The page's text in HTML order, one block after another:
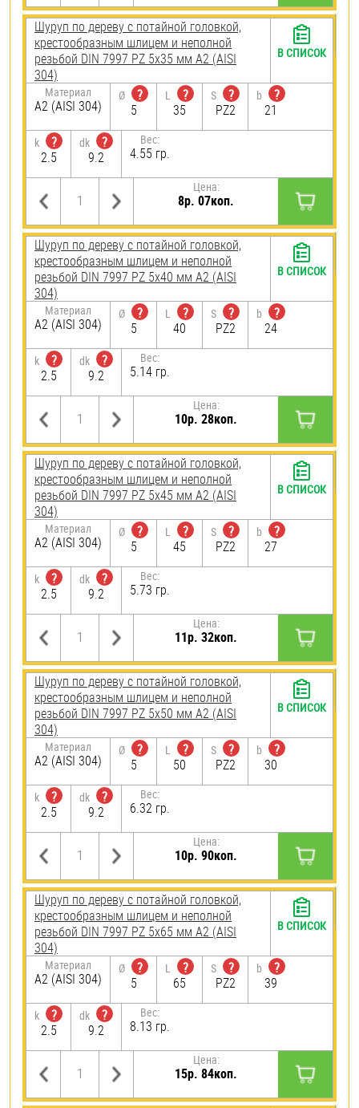
Шуруп по дереву с потайной головкой,
крестообразным шлицем и неполной
резьбой DIN 7997 PZ 5х35 мм А2 (AISI
304)
Материал
А2 (AISI 304)
Ø
?
5
L
?
35
S
?
PZ2
b
?
21
k
?
2.5
dk
?
9.2
Вес:
4.55 гр.
Цена:
8р. 07коп.
В СПИСОК
Шуруп по дереву с потайной головкой,
крестообразным шлицем и неполной
резьбой DIN 7997 PZ 5х40 мм А2 (AISI
304)
Материал
А2 (AISI 304)
Ø
?
5
L
?
40
S
?
PZ2
b
?
24
k
?
2.5
dk
?
9.2
Вес:
5.14 гр.
Цена:
10р. 28коп.
В СПИСОК
Шуруп по дереву с потайной головкой,
крестообразным шлицем и неполной
резьбой DIN 7997 PZ 5х45 мм А2 (AISI
304)
Материал
А2 (AISI 304)
Ø
?
5
L
?
45
S
?
PZ2
b
?
27
k
?
2.5
dk
?
9.2
Вес:
5.73 гр.
Цена:
11р. 32коп.
В СПИСОК
Шуруп по дереву с потайной головкой,
крестообразным шлицем и неполной
резьбой DIN 7997 PZ 5х50 мм А2 (AISI
304)
Материал
А2 (AISI 304)
Ø
?
5
L
?
50
S
?
PZ2
b
?
30
k
?
2.5
dk
?
9.2
Вес:
6.32 гр.
Цена:
10р. 90коп.
В СПИСОК
Шуруп по дереву с потайной головкой,
крестообразным шлицем и неполной
резьбой DIN 7997 PZ 5х65 мм А2 (AISI
304)
Материал
А2 (AISI 304)
Ø
?
5
L
?
65
S
?
PZ2
b
?
39
k
?
2.5
dk
?
9.2
Вес:
8.13 гр.
Цена:
15р. 84коп.
В СПИСОК